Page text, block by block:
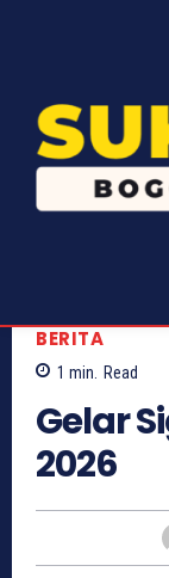
BERITA
1 min. Read
Gelar
2026